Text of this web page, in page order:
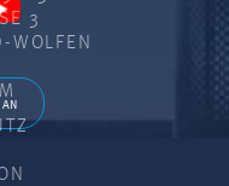
AN
3
WOLFEN